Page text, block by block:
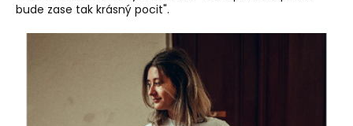
bude zase tak krásný pocit".